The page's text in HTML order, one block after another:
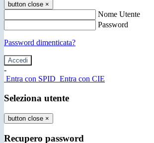
button close ×
Nome Utente
Password
Password dimenticata?
-
Entra con SPID Entra con CIE
Seleziona utente
button close ×
Recupero password